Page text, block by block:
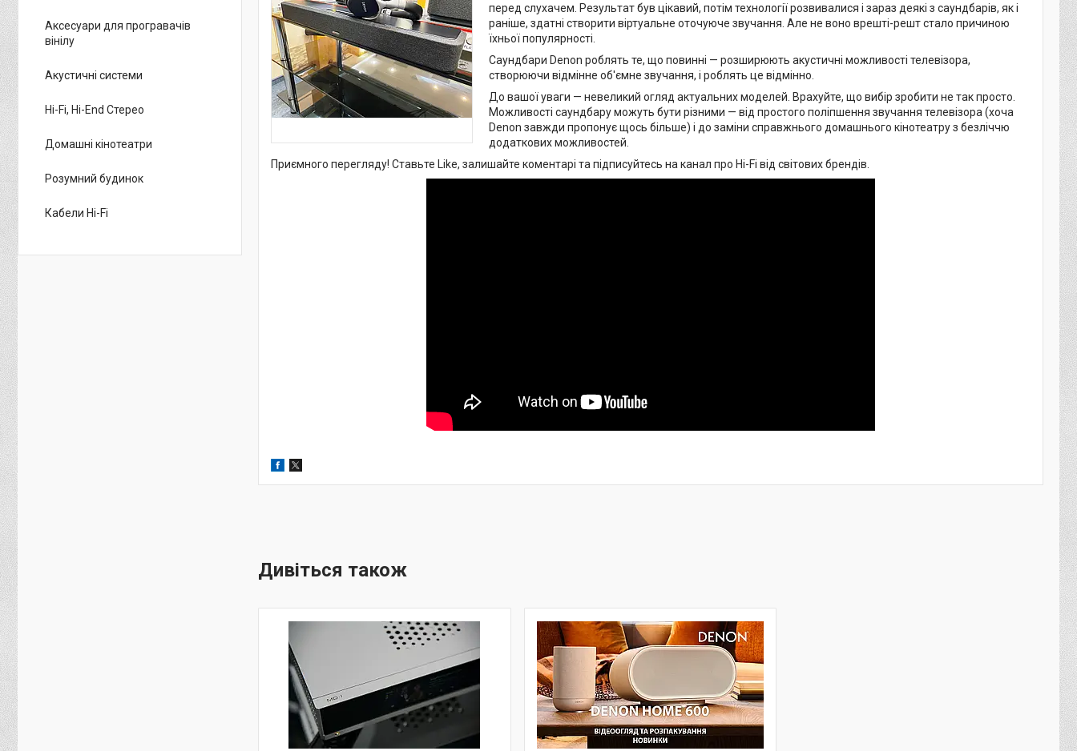
перед слухачем. Результат був цікавий, потім технології розвивалися і зараз деякі з саундбарів, як і
раніше, здатні створити віртуальне оточуюче звучання. Але не воно врешті-решт стало причиною
їхньої популярності.
Саундбари Denon роблять те, що повинні — розширюють акустичні можливості телевізора,
створюючи відмінне об'ємне звучання, і роблять це відмінно.
До вашої уваги — невеликий огляд актуальних моделей. Врахуйте, що вибір зробити не так просто.
Можливості саундбару можуть бути різними — від простого поліпшення звучання телевізора (хоча
Denon завжди пропонує щось більше) і до заміни справжнього домашнього кінотеатру з безліччю
додаткових можливостей.
Приємного перегляду! Ставьте Like, залишайте коментарі та підписуйтесь на канал про Hi-Fi від світових брендів.
Аксесуари для програвачів
вінілу
Акустичні системи
Hi-Fi, Hi-End Стерео
Домашні кінотеатри
Розумний будинок
Кабели Hi-Fi